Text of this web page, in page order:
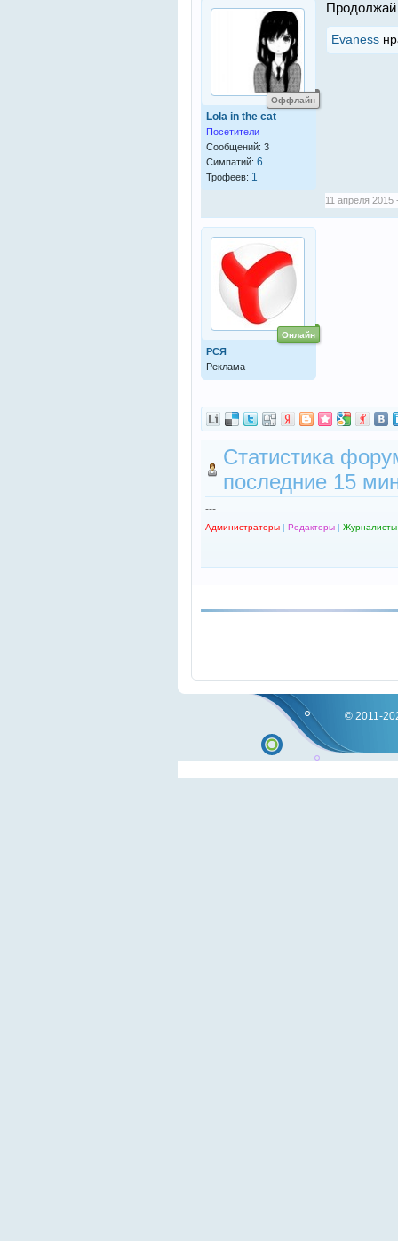
Оффлайн
Lola in the cat
Посетители
Сообщений: 3
Симпатий: 6
Трофеев: 1
Evaness
11 апреля
Онлайн
РСЯ
Реклама
Статистика
последние 15
---
Администраторы | Редакторы | Журналисты
© 2011-